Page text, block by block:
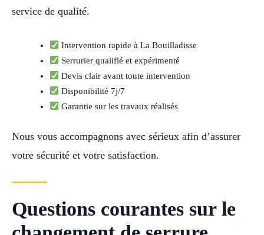
service de qualité.
Intervention rapide à La Bouilladisse
Serrurier qualifié et expérimenté
Devis clair avant toute intervention
Disponibilité 7j/7
Garantie sur les travaux réalisés
Nous vous accompagnons avec sérieux afin d’assurer
votre sécurité et votre satisfaction.
Questions courantes sur le